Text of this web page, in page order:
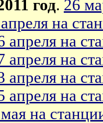
год. 26
на
апреля на
апреля на
апреля на
апреля на
на